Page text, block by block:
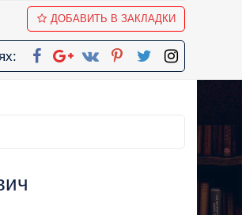
ДОБАВИТЬ В ЗАКЛАДКИ